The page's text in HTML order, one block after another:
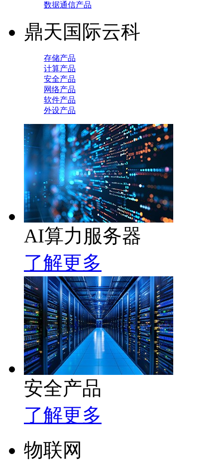
数据通信产品
鼎天国际云科
存储产品
计算产品
安全产品
网络产品
软件产品
外设产品
AI算力服务器
了解更多
安全产品
了解更多
物联网